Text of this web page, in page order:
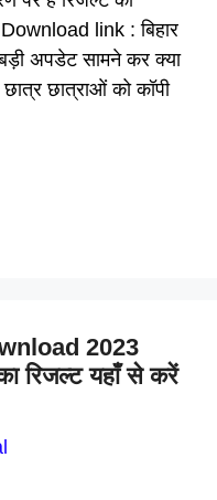
link : बिहार
अपडेट सामने कर क्या
छात्र छात्राओं को कॉपी
2023
का रिजल्ट यहाँ से करें